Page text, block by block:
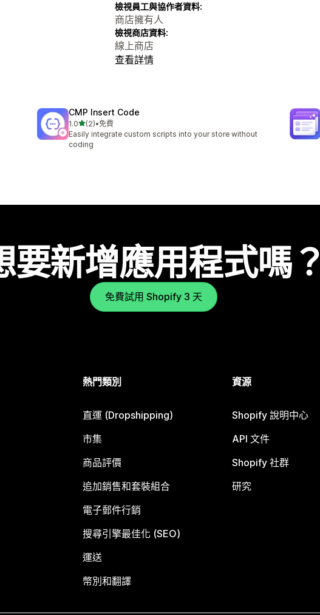
檢視員工與協作者資料:
商店擁有人
檢視商店資料:
線上商店
查看詳情
CMP Insert Code
1.0滿分 5 顆星
(2)
共有 2 則評價
•免費
Easily integrate custom scripts into your store without
coding
要新增應用程式嗎？
免費試用 Shopify 3 天
熱門類別
直運 (Dropshipping)
市集
商品評價
追加銷售和套裝組合
電子郵件行銷
搜尋引擎最佳化 (SEO)
運送
幣別和翻譯
資源
Shopify 說明中心
API 文件
Shopify 社群
研究